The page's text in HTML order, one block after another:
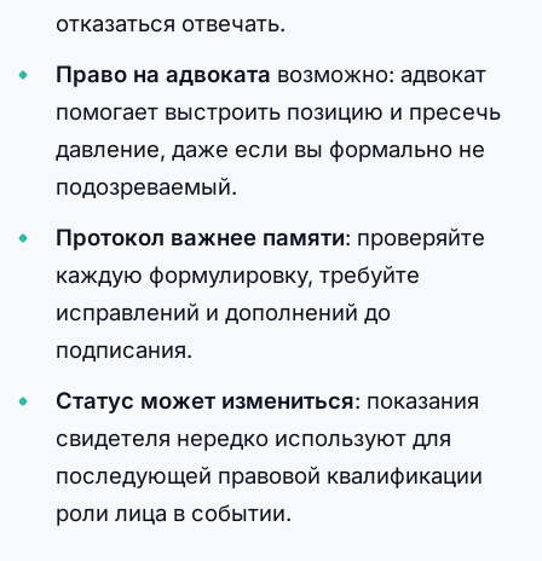
отказаться отвечать.
Право на адвоката возможно: адвокат
помогает выстроить позицию и пресечь
давление, даже если вы формально не
подозреваемый.
Протокол важнее памяти: проверяйте
каждую формулировку, требуйте
исправлений и дополнений до
подписания.
Статус может измениться: показания
свидетеля нередко используют для
последующей правовой квалификации
роли лица в событии.